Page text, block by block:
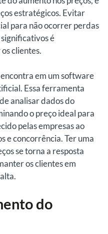
estratégicos. Evitar
para não ocorrer perdas
é
clientes.
em um software
Essa ferramenta
analisar dados do
o preço ideal para
pelas empresas ao
e concorrência. Ter uma
se torna a resposta
os clientes em
do